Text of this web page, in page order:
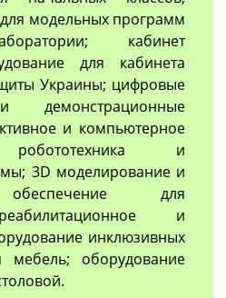
модельных программ
кабинет
для кабинета
Украины; цифровые
демонстрационные
и компьютерное
робототехника и
3D моделирование и
для
и
инклюзивных
мебель; оборудование